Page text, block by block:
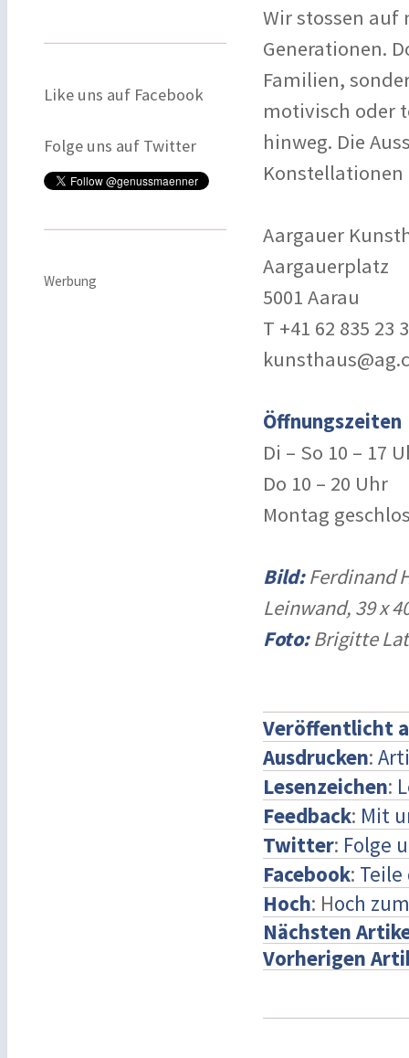
Like uns auf Facebook
Folge uns auf Twitter
Werbung
Wir stossen auf
Generationen.
Familien,
motivisch oder
hinweg. Die
Konstellationen
Aargauer
Aargauerplatz
5001 Aarau
T +41 62 835 23
Öffnungszeiten
Di – So 10 – 17
Do 10 – 20 Uhr
Montag
Bild:Ferdinand
Leinwand, 39 x
Foto:Brigitte
Veröffentlicht
Ausdrucken:
Lesenzeichen:
Feedback: Mit
Twitter: Folge
Facebook:
Hoch: Hoch
Nächsten
Vorherigen